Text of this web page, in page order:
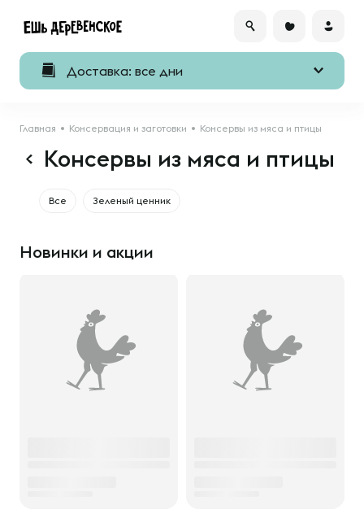
Доставка: все дни
Главная Консервация и заготовки Консервы из мяса и птицы
Консервы из мяса и птицы
Все Зеленый ценник
Новинки и акции